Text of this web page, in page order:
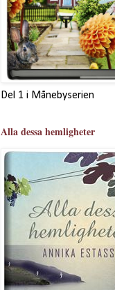
Del 1 i Månebyserien
Alla dessa hemligheter